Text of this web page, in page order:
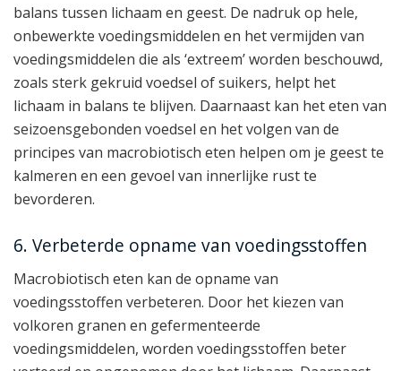
balans tussen lichaam en geest. De nadruk op hele,
onbewerkte voedingsmiddelen en het vermijden van
voedingsmiddelen die als ‘extreem’ worden beschouwd,
zoals sterk gekruid voedsel of suikers, helpt het
lichaam in balans te blijven. Daarnaast kan het eten van
seizoensgebonden voedsel en het volgen van de
principes van macrobiotisch eten helpen om je geest te
kalmeren en een gevoel van innerlijke rust te
bevorderen.
6. Verbeterde opname van voedingsstoffen
Macrobiotisch eten kan de opname van
voedingsstoffen verbeteren. Door het kiezen van
volkoren granen en gefermenteerde
voedingsmiddelen, worden voedingsstoffen beter